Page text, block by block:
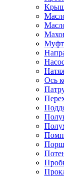
Ось